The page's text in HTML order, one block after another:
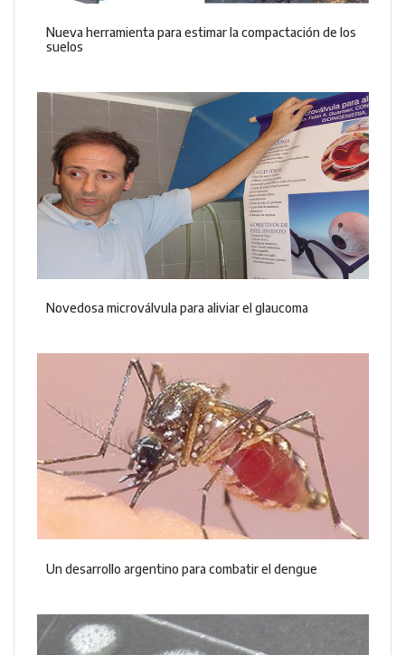
Nueva herramienta para estimar la compactación de los
suelos
Novedosa microválvula para aliviar el glaucoma
Un desarrollo argentino para combatir el dengue